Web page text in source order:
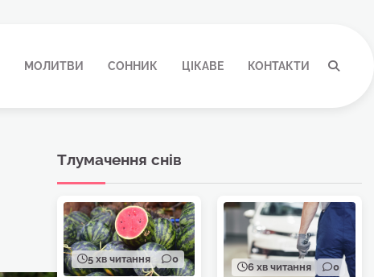
МОЛИТВИ СОННИК ЦІКАВЕ КОНТАКТИ
Тлумачення снів
5 хв читання 0
6 хв читання 0